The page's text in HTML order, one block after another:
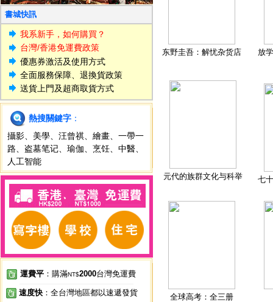
書城快訊
我系新手，如何購買？
台灣/香港免運費政策
優惠券激活及使用方式
全面服務保障、退換貨政策
送貨上門及超商取貨方式
熱搜關鍵字 ：
攝影
美學 汪曾祺 繪畫
一帶一
路
盗墓笔记 瑜伽 烹饪 中醫
人工智能
運費平 ：購滿NT$2000台灣免運費
速度快 ：全台灣地區都以速遞發貨
东野圭吾：解忧杂货店 放
元代的族群文化与科举 七
全球高考：全三册